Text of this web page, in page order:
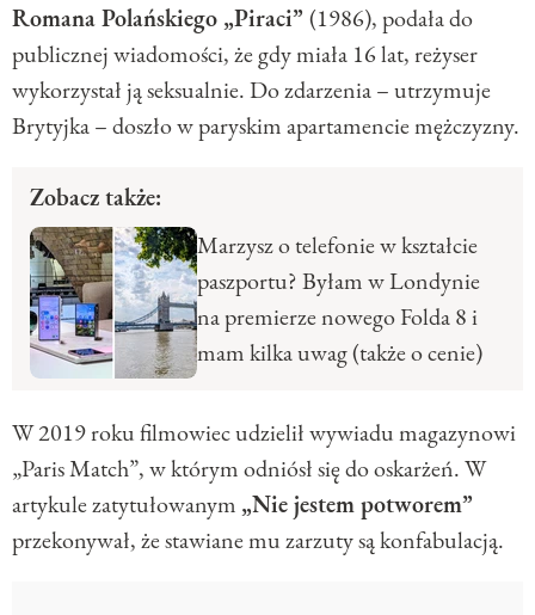
Romana Polańskiego „Piraci” (1986), podała do
publicznej wiadomości, że gdy miała 16 lat, reżyser
wykorzystał ją seksualnie. Do zdarzenia – utrzymuje
Brytyjka – doszło w paryskim apartamencie mężczyzny.
Zobacz także:
Marzysz o telefonie w kształcie
paszportu? Byłam w Londynie
na premierze nowego Folda 8 i
mam kilka uwag (także o cenie)
W 2019 roku filmowiec udzielił wywiadu magazynowi
„Paris Match”, w którym odniósł się do oskarżeń. W
artykule zatytułowanym „Nie jestem potworem”
przekonywał, że stawiane mu zarzuty są konfabulacją.